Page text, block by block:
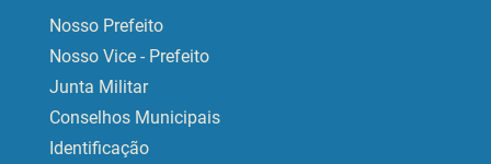
Nosso Prefeito
Nosso Vice - Prefeito
Junta Militar
Conselhos Municipais
Identificação